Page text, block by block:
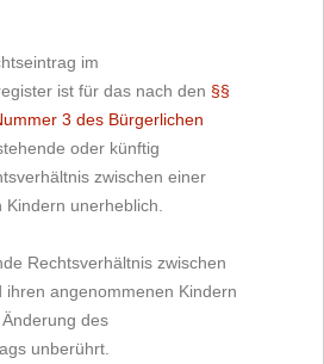
im
ist für das nach den §§
3 des Bürgerlichen
oder künftig
zwischen einer
unerheblich.
Rechtsverhältnis zwischen
ihren angenommenen Kindern
des
unberührt.